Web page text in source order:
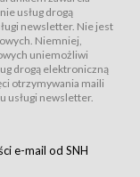
jest zobowiązany
oraz zamówienie
do tego formularza
wszystkich
Regulaminu
za
usług drogą
newsletter. Nie jest
Niemniej,
uniemożliwi
drogą elektroniczną
otrzymywania maili
usługi newsletter.
e-mail od SNH